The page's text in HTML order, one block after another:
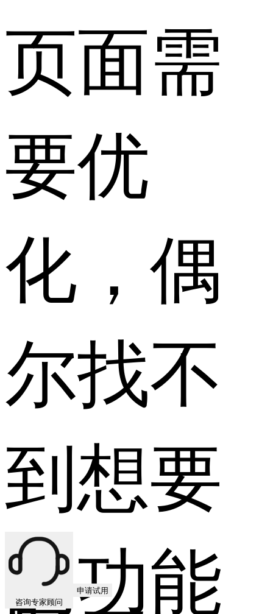
页面需
要优
化，偶
尔找不
到想要
的功能
咨询专家顾问
申请试用